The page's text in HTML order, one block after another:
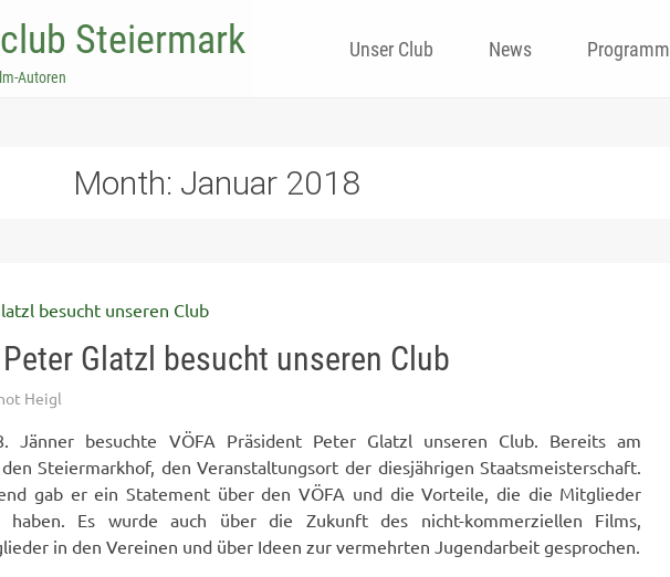
Steiermark
Autoren
to
Unser Club News Programm
Month: Januar 2018
Glatzl besucht unseren Club
Heigl
Jänner besuchte VÖFA Präsident Peter Glatzl unseren Club. Bereits am
Steiermarkhof, den Veranstaltungsort der diesjährigen Staatsmeisterschaft.
gab er ein Statement über den VÖFA und die Vorteile, die die Mitglieder
Es wurde auch über die Zukunft des nicht-kommerziellen Films,
in den Vereinen und über Ideen zur vermehrten Jugendarbeit gesprochen.